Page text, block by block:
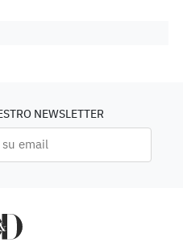
NEWSLETTER